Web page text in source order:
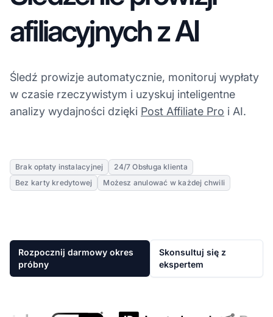
afiliacyjnych z AI
Śledź prowizje automatycznie, monitoruj wypłaty
w czasie rzeczywistym i uzyskuj inteligentne
analizy wydajności dzięki Post Affiliate Pro i AI.
Brak opłaty instalacyjnej
24/7 Obsługa klienta
Bez karty kredytowej
Możesz anulować w każdej chwili
Rozpocznij darmowy okres
próbny
Skonsultuj się z
ekspertem